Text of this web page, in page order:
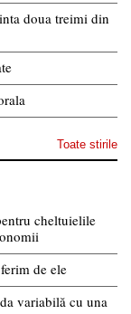
doua treimi din
Toate stirile
cheltuielile
de ele
variabilă cu una